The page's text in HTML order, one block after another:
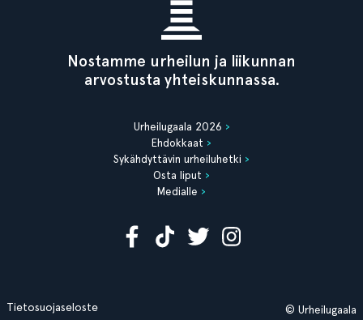
Nostamme urheilun ja liikunnan
arvostusta yhteiskunnassa.
Urheilugaala 2026
Ehdokkaat
Sykähdyttävin urheiluhetki
Osta liput
Medialle
Tietosuojaseloste
© Urheilugaala